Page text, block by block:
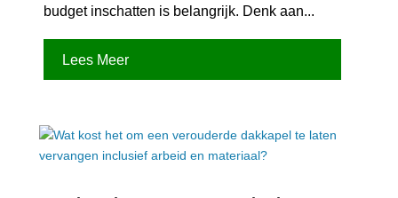
budget inschatten is belangrijk.​ Denk aan...
Lees Meer